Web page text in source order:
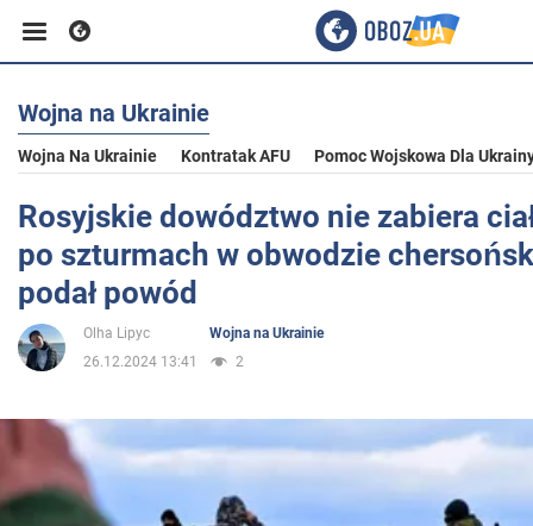
Biznes
Sport
Rozrywka
Życie
Polityka
Społeczeństwo
Wojna na Ukrainie
Wojna Na Ukrainie Kontratak AFU Pomoc Wojskowa Dla
Rosyjskie dowództwo nie zabiera
po szturmach w obwodzie
podał powód
Olha Lipyc
Wojna na Ukrainie
26.12.2024 13:41
2